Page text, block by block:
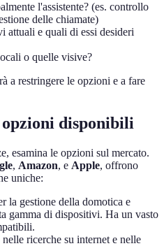
l'assistente? (es. controllo
delle chiamate)
attuali e quali di essi desideri
o quelle visive?
a restringere le opzioni e a fare
opzioni disponibili
esamina le opzioni sul mercato.
, Amazon, e Apple, offrono
uniche:
la gestione della domotica e
gamma di dispositivi. Ha un vasto
nelle ricerche su internet e nelle